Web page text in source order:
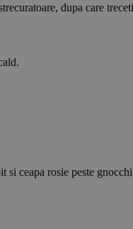
dupa care
ceapa rosie peste